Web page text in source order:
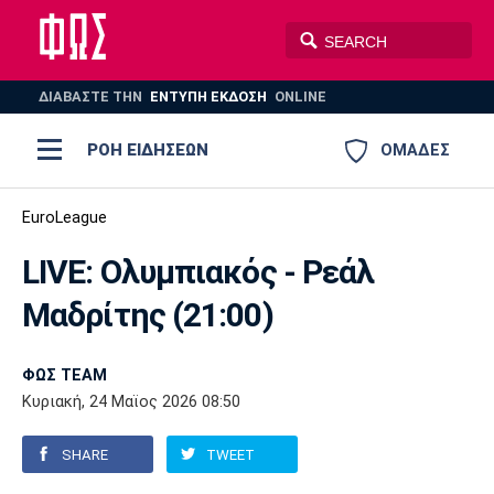
ΔΙΑΒΑΣΤΕ THN ΕΝΤΥΠΗ ΕΚΔΟΣΗ ONLINE
ΟΜΑΔΕΣ
ΡΟΗ ΕΙΔΗΣΕΩΝ
ΠΟΔΟΣΦΑΙΡΟ
ΠΟΛΟ
AUTO-MOTO
Ποδόσφαιρο
Super League 1
Super League 2
Γ Εθνική
Ελλάδα
Μπάσκετ
Ελλάδα
Εθνική
EuroLeague
Ολυμπιακοί Αγώνες
Βόλεϊ
Πόλο
Ολυμπιακός ΑΕΚ
Παναθηναϊκός Ατρόμητος
EuroLeague
LIVE: Ολυμπιακός - Ρεάλ
Μαδρίτης (21:00)
ΦΩΣ TEAM
Κυριακή, 24 Μαϊος 2026 08:50
SHARE TWEET